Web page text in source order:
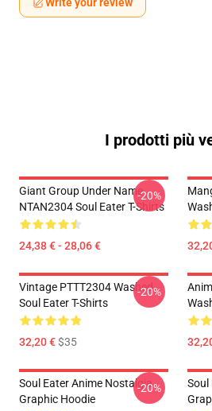
I prodotti più
Giant Group Under Name
NTAN2304 Soul Eater T-Shirts
24,38 € - 28,06 €
-20%
Vintage PTTT2304 Washed
Soul Eater T-Shirts
32,20 €$35
-20%
Soul Eater Anime Nostalgia
Graphic Hoodie
-20%
Soul